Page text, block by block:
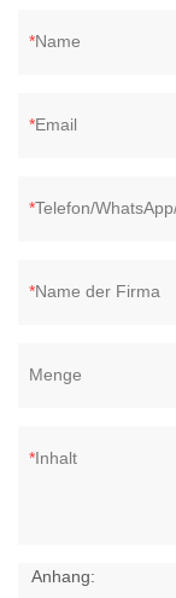
Name
Email
Telefon/
Name der Firma
Menge
Inhalt
Anhang: